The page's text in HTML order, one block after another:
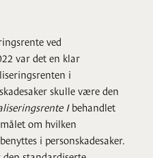
ved
var det en klar
i
skulle være den
Ibehandlet
om hvilken
i personskadesaker.